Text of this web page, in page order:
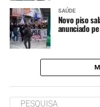
SAÚDE
Novo piso
anunciado